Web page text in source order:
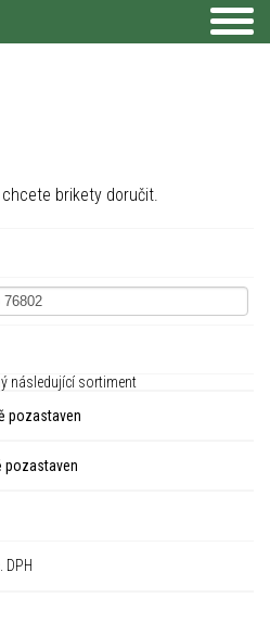
brikety doručit.
následující sortiment
pozastaven
pozastaven
DPH